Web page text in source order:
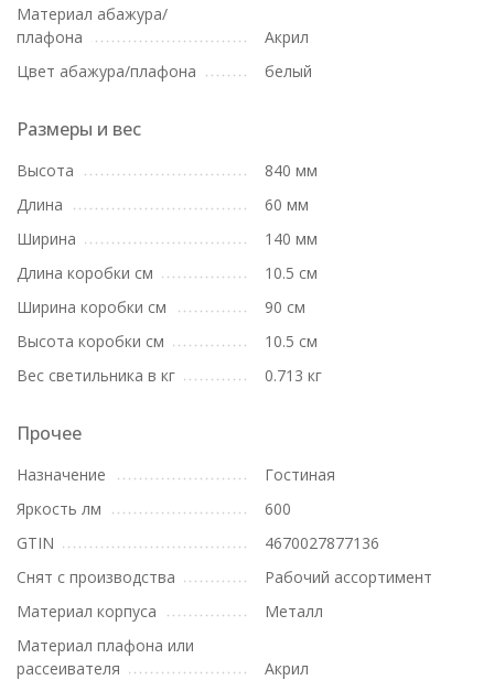
Материал абажура/
плафона
Акрил
Цвет абажура/плафона
белый
Размеры и вес
Высота
840 мм
Длина
60 мм
Ширина
140 мм
Длина коробки см
10.5 см
Ширина коробки см
90 см
Высота коробки см
10.5 см
Вес светильника в кг
0.713 кг
Прочее
Назначение
Гостиная
Яркость лм
600
GTIN
4670027877136
Снят с производства
Рабочий ассортимент
Материал корпуса
Металл
Материал плафона или
рассеивателя
Акрил